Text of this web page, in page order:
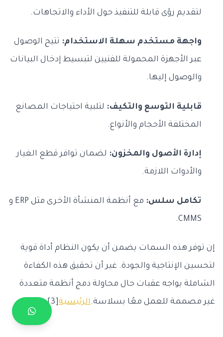
لتقديم رؤى قابلة للتنفيذ حول الأداء والاتجاهات.
واجهة مستخدم سهلة الاستخدام: تتيح الوصول
عبر الأجهزة المحمولة للفنيين لتبسيط إدخال البيانات
والوصول إليها.
قابلية التوسع والتكيف: لتلبية احتياجات المصانع
المختلفة الأحجام والأنواع.
إدارة الأصول والمخزون: لضمان توافر قطع الغيار
والأدوات اللازمة.
تكامل سلس:
مع أنظمة المنشأة الأخرى مثل ERP و
CMMS.
إن توفر هذه السمات يضمن أن يكون النظام أداة قوية
لتحسين الإنتاجية والجودة. غير أن تحقيق هذه الكفاءة
الشاملة يواجه عقبات حال محاولة دمج أنظمة متعددة
غير مصممة للعمل معًا بسلاسة.الرئيسية